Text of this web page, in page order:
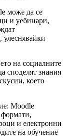
може да се
и уебинари,
улеснявайки
на социалните
споделят знания
което
Moodle
и електронни
на обучение